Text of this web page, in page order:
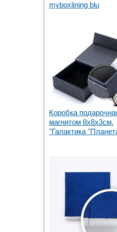
myboxlining blu
Коробка
магнитом 8х8х3см.
"Галактика